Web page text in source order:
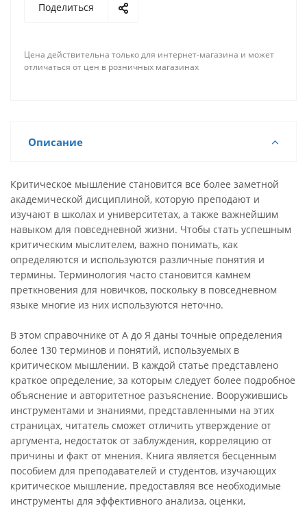
Поделиться
Цена действительна только для интернет-магазина и может
отличаться от цен в розничных магазинах
Описание
Критическое мышление становится все более заметной
академической дисциплиной, которую преподают и
изучают в школах и университетах, а также важнейшим
навыком для повседневной жизни. Чтобы стать успешным
критическим мыслителем, важно понимать, как
определяются и используются различные понятия и
термины. Терминология часто становится камнем
преткновения для новичков, поскольку в повседневном
языке многие из них используются неточно.
В этом справочнике от А до Я даны точные определения
более 130 терминов и понятий, используемых в
критическом мышлении. В каждой статье представлено
краткое определение, за которым следует более подробное
объяснение и авторитетное разъяснение. Вооружившись
инструментами и знаниями, представленными на этих
страницах, читатель сможет отличить утверждение от
аргумента, недостаток от заблуждения, корреляцию от
причины и факт от мнения. Книга является бесценным
пособием для преподавателей и студентов, изучающих
критическое мышление, предоставляя все необходимые
инструменты для эффективного анализа, оценки,